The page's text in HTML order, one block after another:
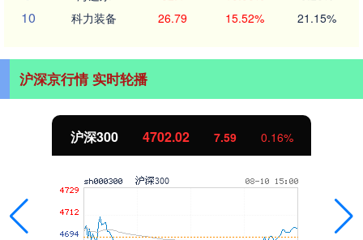
10 科力装备 26.79 15.52% 21.15%
沪深京行情 实时轮播
沪深300 4702.02 7.59 0.16%